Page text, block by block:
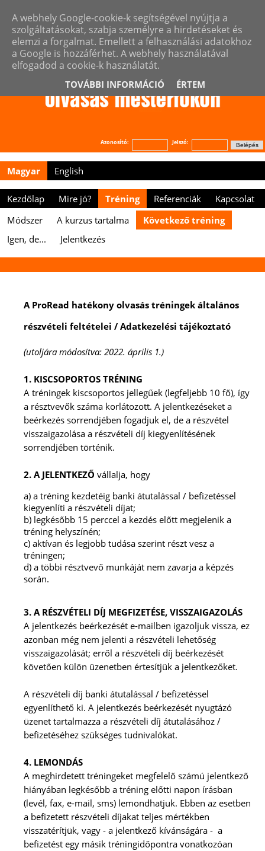
Azonosító: Jelszó:
Magyar English
Kezdőlap Mire jó? Tréning Referenciák
Kapcsolat
Játék
Módszer A kurzus tartalma
Következő tréning
Igen, de...
Jelentkezés
A ProRead hatékony olvasás tréningek általános
részvételi feltételei / Adatkezelési tájékoztató
(utoljára módosítva: 2022. április 1.)
1. KISCSOPORTOS TRÉNING
A tréningek kiscsoportos jellegűek (legfeljebb 10 fő), így
a résztvevők száma korlátozott. A jelentkezéseket a
beérkezés sorrendjében fogadjuk el, de a részvétel
visszaigazolása a részvételi díj kiegyenlítésének
sorrendjében történik.
2. A JELENTKEZŐ vállalja, hogy
a) a tréning kezdetéig banki átutalással / befizetéssel
kiegyenlíti a részvételi díjat;
b) legkésőbb 15 perccel a kezdés előtt megjelenik a
tréning helyszínén;
c) aktívan és legjobb tudása szerint részt vesz a
tréningen;
d) a többi résztvevő munkáját nem zavarja a képzés
során.
3. A RÉSZVÉTELI DÍJ MEGFIZETÉSE, VISSZAIGAZOLÁS
A jelentkezés beérkezését e-mailben igazoljuk vissza, ez
azonban még nem jelenti a részvételi lehetőség
visszaigazolását; erről a részvételi díj beérkezését
követően külön üzenetben értesítjük a jelentkezőket.
A részvételi díj banki átutalással / befizetéssel
egyenlíthető ki. A jelentkezés beérkezését nyugtázó
üzenet tartalmazza a részvételi díj átutalásához /
befizetéséhez szükséges tudnivalókat.
4. LEMONDÁS
A meghirdetett tréningeket megfelelő számú jelentkező
hiányában legkésőbb a tréning előtti napon írásban
(levél, fax, e-mail, sms) lemondhatjuk. Ebben az esetben
a befizetett részvételi díjakat teljes mértékben
visszatérítjük, vagy - a jelentkező kívánságára - a
befizetést egy másik tréningidőpontra vonatkozóan
A webhely Google-cookie-k segítségével nyújtja a
szolgáltatásokat, szabja személyre a hirdetéseket és
elemzi a forgalmat. Emellett a felhasználási adatokhoz
a Google is hozzáférhet. A webhely használatával
elfogadod a cookie-k használatát.
TOVÁBBI INFORMÁCIÓ ÉRTEM